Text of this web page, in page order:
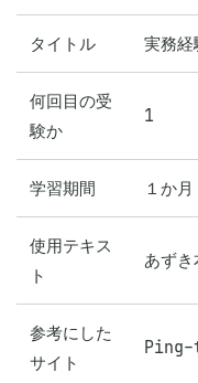
タイトル 実務
何回目の受
験か
1
学習期間 １か月
使用テキス
ト
あずき
参考にした
サイト